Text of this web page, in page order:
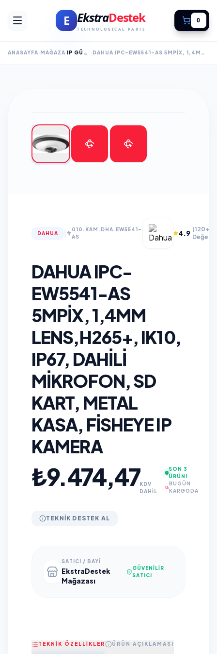
E EkstraDestek
TECHNOLOGICAL PARTS
0
ANASAYFA MAĞAZA IP GÜVENLİK KAMERALARI DAHUA IPC-EW5541-AS 5MPIX, 1,4MM LENS,H265+, IK10, IP67, DAHILI MIKROFON, SD KART, METAL KASA, FISHEYE IP KAMERA
DAHUA
010.KAM.DHA.EW5541-
AS
4.9 (120+
DAHUA IPC-
EW5541-AS
5MPIX, 1,4MM
LENS,H265+, IK10,
IP67, DAHILI
MIKROFON, SD
KART, METAL
KASA, FISHEYE IP
KAMERA
₺9.474,47KDV
DAHİL
SON 3
ÜRÜN!
BUGÜN
KARGODA
TEKNIK DESTEK AL
SATICI / BAYI
EkstraDestek
Mağazası
GÜVENILIR
SATICI
TEKNİK ÖZELLİKLER ÜRÜN AÇIKLAMASI